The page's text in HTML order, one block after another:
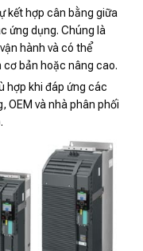
kết hợp cân bằng giữa
ứng dụng. Chúng là
hành và có thể
bản hoặc nâng cao.
hợp khi đáp ứng các
OEM và nhà phân phối